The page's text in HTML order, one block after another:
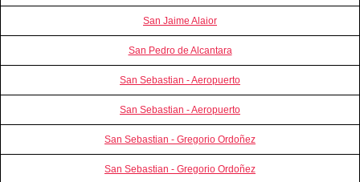
San Jaime Alaior
San Pedro de Alcantara
San Sebastian - Aeropuerto
San Sebastian - Aeropuerto
San Sebastian - Gregorio Ordoñez
San Sebastian - Gregorio Ordoñez